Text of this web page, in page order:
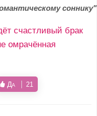
соннику"
счастливый брак
омрачённая
Да 21